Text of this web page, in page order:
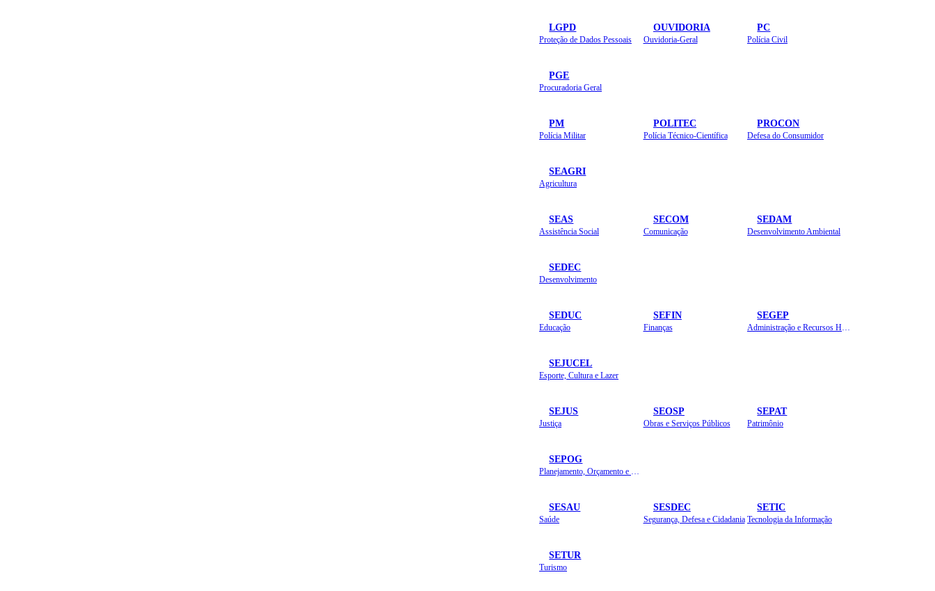
LGPD
Proteção de Dados Pessoais
OUVIDORIA
Ouvidoria-Geral
PC
Polícia Civil
PGE
Procuradoria Geral
PM
Polícia Militar
POLITEC
Polícia Técnico-Científica
PROCON
Defesa do Consumidor
SEAGRI
Agricultura
SEAS
Assistência Social
SECOM
Comunicação
SEDAM
Desenvolvimento Ambiental
SEDEC
Desenvolvimento
SEDUC
Educação
SEFIN
Finanças
SEGEP
SEJUCEL
Esporte, Cultura e Lazer
SEJUS
Justiça
SEOSP
Obras e Serviços Públicos
SEPAT
Patrimônio
SEPOG
SESAU
Saúde
SESDEC
Segurança, Defesa e Cidadania
SETIC
Tecnologia da Informação
SETUR
Turismo